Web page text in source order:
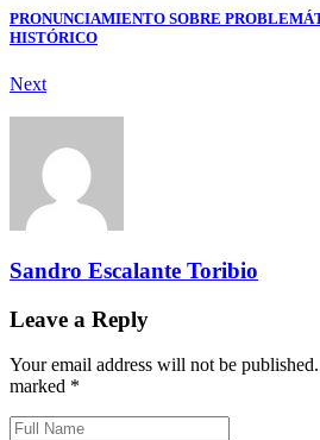
PRONUNCIAMIENTO SOBRE
HISTÓRICO
Next
Sandro Escalante Toribio
Leave a Reply
Your email address will not be
marked *